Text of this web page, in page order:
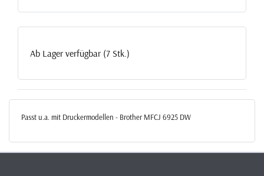
Ab Lager verfügbar (7 Stk.)
Passt u.a. mit Druckermodellen - Brother MFCJ 6925 DW